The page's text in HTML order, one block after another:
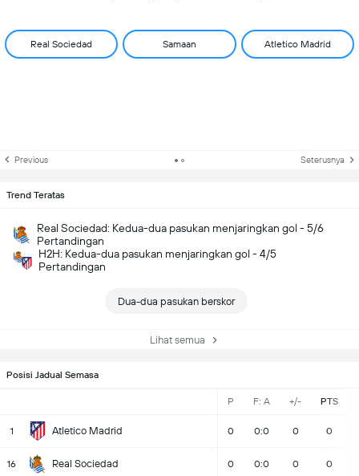
Real Sociedad Samaan Atletico Madrid
Previous Seterusnya
Trend Teratas
Real Sociedad: Kedua-dua pasukan menjaringkan gol - 5/6
Pertandingan
H2H: Kedua-dua pasukan menjaringkan gol - 4/5
Pertandingan
Dua-dua pasukan berskor
Lihat semua
Posisi Jadual Semasa
P F: A +/- PTS
1 Atletico Madrid 0 0:0 0 0
16 Real Sociedad 0 0:0 0 0